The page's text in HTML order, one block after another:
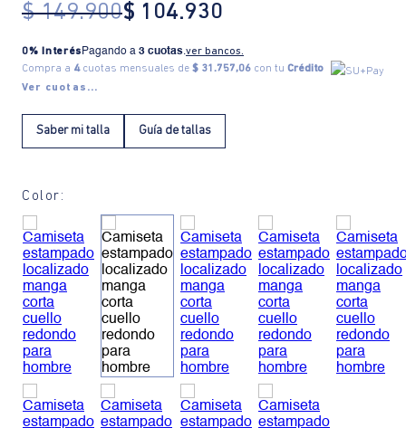
$ 149.900$ 104.930
0% Interés Pagando a 3 cuotas.ver bancos.
Compra a 4cuotas mensuales de $ 31.757,06 con tu Crédito
Ver cuotas...
Saber mi talla Guía de tallas
Color: